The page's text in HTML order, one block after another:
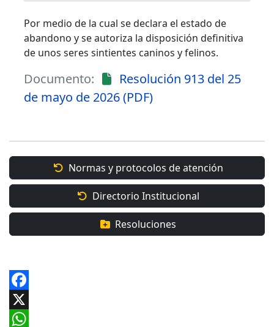
Por medio de la cual se declara el estado de
abandono y se autoriza la disposición definitiva
de unos seres sintientes caninos y felinos.
Documento:
Resolución 913 del 25
de mayo de 2026 (PDF)
Normas y protocolos de atención
Directorio Institucional
Resoluciones
Facebook
X